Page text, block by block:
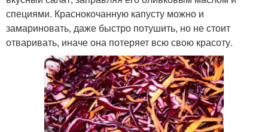
специями. Краснокочанную капусту можно и
замариновать, даже быстро потушить, но не стоит
отваривать, иначе она потеряет всю свою красоту.